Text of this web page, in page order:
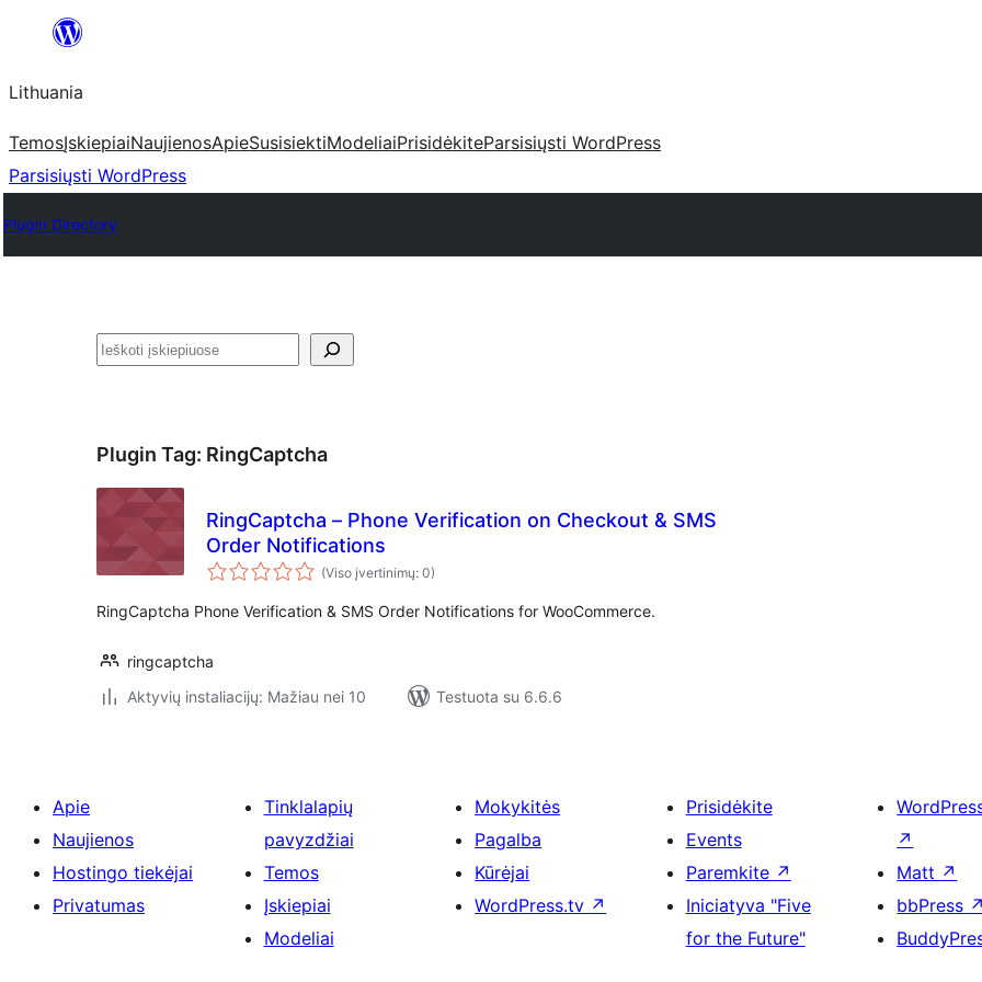
turinio
Lithuania
TemosĮskiepiaiNaujienosApieSusisiektiModeliaiPrisidėkiteParsisiųsti WordPress
Parsisiųsti WordPress
Plugin Directory
Paieška
Plugin Tag: RingCaptcha
RingCaptcha – Phone Verification on Checkout & SMS
Order Notifications
(Viso įvertinimų: 0)
RingCaptcha Phone Verification & SMS Order Notifications for WooCommerce.
ringcaptcha
Aktyvių instaliacijų: Mažiau nei 10
Testuota su 6.6.6
Apie
Naujienos
Hostingo tiekėjai
Privatumas
Tinklalapių
pavyzdžiai
Temos
Įskiepiai
Modeliai
Mokykitės
Pagalba
Kūrėjai
WordPress.tv ↗
Prisidėkite
Events
Paremkite ↗
Iniciatyva "Five
for the Future"
↗
Matt ↗
bbPress ↗